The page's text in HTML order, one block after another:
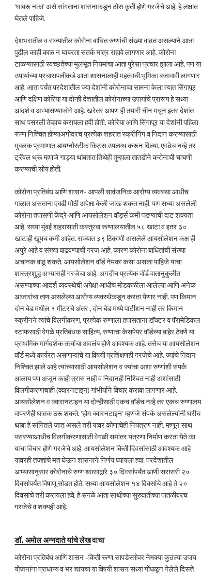
‘घाबरू नका’ असे सांगताना शासनाकडून ठोस कृती होणे गरजेचे आहे, हे लक्षात
घेतले पाहिजे.
देशभरातील व राज्यातील कोरोना बाधित रुग्णांची संख्या वाढत असल्याने आता
पुढील काही काळ न घाबरता सतर्क मात्र राहावे लागणार आहे. कोरोना
टाळण्यासाठी स्वच्छतेच्या मुलभूत नियमांचा आता पुरेसा प्रचार झाला आहे, पण या
उपायांच्या प्रचारापलीकडे आता शासनालाही महत्वाची भूमिका बजावावी लागणार
आहे. आता पर्यंत परदेशातील ज्या देशांनी कोरोनाचा सामना केला त्यात सिंगापूर
आणि दक्षिण कोरिया या दोन्ही देशातील कोरोनाच्या उपायांचे प्रारूप हे सध्या
आदर्श व अभ्यासण्याजोगे आहे. खरेतर आपण ही तयारी चीन मधून इतर देशांत
साथ पसरली तेव्हाच करायला हवी होती. कोरिया आणि सिंगापूर या देशांनी पहिला
रूग्ण निश्चित होण्याअगोदरच प्रत्येक शहरात स्क्रीनिंग व निदान करण्यासाठी
मुबलक प्रमाणात डायग्नोस्टीक किट्स उपलब्ध करून दिल्या. एवढेच नव्हे तर
ट्रॅवल थ्रू म्हणजे गाड्या थांबतात तिथेही तुम्हाला तातडीने करोनाची चाचणी
करण्याची सोय होती.
कोरोना प्रतिबंध आणि शासन- आपली सार्वजनिक आरोग्य व्यवस्था आधीच
गाळात असताना एवढी मोठी अपेक्षा केली जाऊ शकत नाही. पण सध्या असलेली
कोरोना तपासणी केंद्रे आणि आयसोलेशन वॉर्ड्स कमी पडण्याची दाट शक्यता
आहे. सध्या मुंबई शहरासाठी कस्तुरबा रूग्णालयातील ५८ खाटा व इतर ३०
खाटाही खूपच कमी आहेत. राज्यात ३९ ठिकाणी असलेले आयसोलेशन कक्ष ही
अपुरे आहे व संख्या वाढवण्याची गरज आहे, कारण कोरोना बाधितांची संख्या
अचानक वाढू शकते. आयसोलेशन वॉर्ड नेमका कसा असला पाहिजे याचा
शास्त्रशुद्ध अभ्यासही गरजेचा आहे. अगदीच प्रत्येक वॉर्ड वातानुकुलीत
असण्याच्या आदर्श व्यवस्थेची अपेक्षा आधीच मोडकळीला आलेल्या आणि अनेक
आजारांचा ताण असलेल्या आरोग्य व्यवस्थेकडून करता येणार नाही. पण किमान
दोन बेड मधील १ मीटरचे अंतर , दोन बेड मध्ये पार्टीशन नाही तर किमान
स्क्रीनने त्यांचे विलगीकरण, प्रत्येक रुग्णाला तपासताना डॉक्टर व पॅरामेडिकल
स्टाफसाठी वेगळे प्रतिबंधक साहित्य, रुग्णाचा केसपेपर वॉर्डच्या बाहेर ठेवणे या
प्राथमिक मार्गदर्शक तत्वांचा अवलंब होणे आवश्यक आहे. तसेच या आयसोलेशन
वॉर्ड मध्ये कार्यरत असणाऱ्यांचे या विषयी प्रशिक्षणही गरजेचे आहे. ज्यांचे निदान
निश्चित झाले आहे त्यांच्यासाठी आयसोलेशन व ज्यांचा अशा रुग्णांशी संपर्क
आलाय पण अजून काही त्रास नाही व निदानही निश्चित नाही अशांसाठी
विलगीकरणाचाही (क्वारनटाइन) गांभीर्याने विचार करावा लागणार आहे.
आयसोलेशन व क्वारानटाइन या दोन्हीसाठी एकच वॉर्डच नव्हे तर एकच रुग्णालय
वापरणेही घातक ठरू शकते. ‘होम क्वारनटाइन’ म्हणजे संपर्क असलेल्यांनी घरीच
थांबा हे सांगितले जात असले तरी यावर कोणाचेही नियंत्रण नाही. म्हणून साथ
पसरण्याआधीच विलगीकरणासाठी वेगळी समांतर यंत्रणा निर्माण करता येते का
याचा विचार होणे गरजेचे आहे. आयसोलेशन किती दिवसांसाठी आवश्यक आहे
यावरही तज्ज्ञांचे मत घेऊन शासनाने निर्णय घ्यायला हवा. परदेशातील
अभ्यासानुसार कोरोनाचे रुग्ण श्वासाद्वारे ३० दिवसांपर्यंत आणी सरासरी २०
दिवसांपर्यंत विषाणू सोडत होते. सध्या आयसोलेशन १४ दिवसांचे आहे ते २०
दिवसांचे तरी करायला हवे. हे सगळे आता साथीच्या सुरुवातीच्या पातळीवरच
गरजेचे व शक्यही आहे.
डॉ. अमोल अन्नदाते यांचे लेखवाचा
कोरोना प्रतिबंध आणि शासन -किती रूग्ण सापडेस्तोवर नेमक्या कुठल्या उपाय
योजनांना प्राधान्य व भर द्यायचा या विषयी शासन सध्या गोंधळून गेलेले दिसते